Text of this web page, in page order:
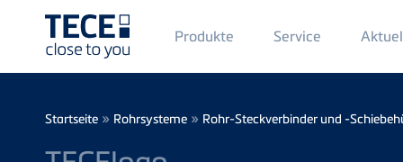
Main
Menü
1
Produkte Service
Breadcrumb
Startseite » Rohrsysteme » Rohr-Steckverbinder und -